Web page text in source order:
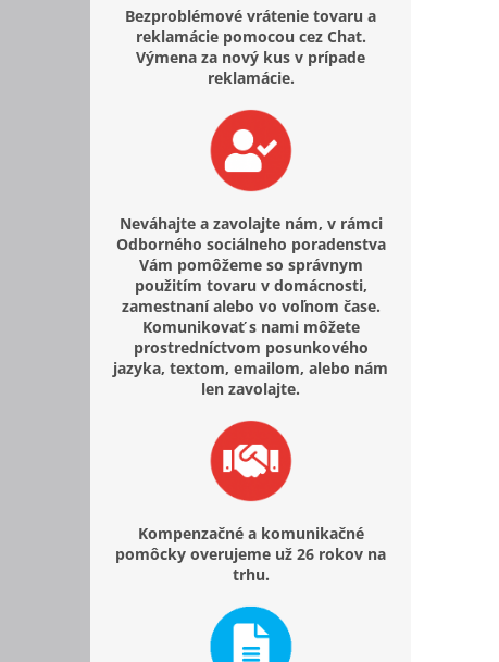
Bezproblémové vrátenie tovaru a
reklamácie pomocou cez Chat.
Výmena za nový kus v prípade
reklamácie.
Neváhajte a zavolajte nám, v rámci
Odborného sociálneho poradenstva
Vám pomôžeme so správnym
použitím tovaru v domácnosti,
zamestnaní alebo vo voľnom čase.
Komunikovať s nami môžete
prostredníctvom posunkového
jazyka, textom, emailom, alebo nám
len zavolajte.
Kompenzačné a komunikačné
pomôcky overujeme už 26 rokov na
trhu.